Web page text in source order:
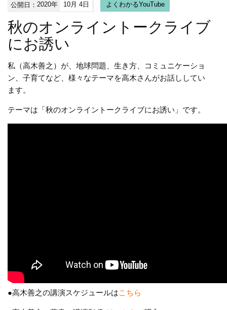
公開日：2020年 10月 4日 よくわかるYouTube
秋のオンライントークライブ
にお誘い
私（高木善之）が、地球問題、生き方、コミュニケーショ
ン、子育てなど、様々なテーマを高木さんがお話ししてい
ます。
テーマは「秋のオンライントークライブにお誘い」です。
●高木善之の講演スケジュールはこちら